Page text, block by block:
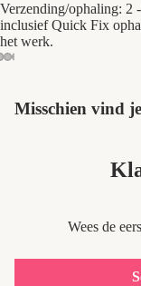
Verzending/ophaling: 2
inclusief Quick Fix
het werk.
Misschien vind
Wees de